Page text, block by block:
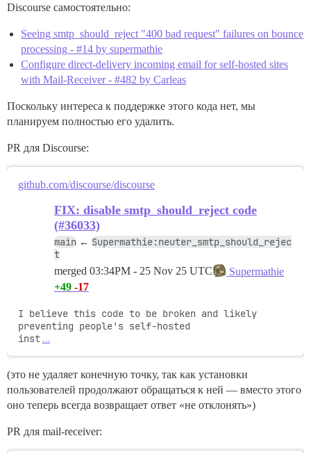
Discourse самостоятельно:
Seeing smtp_should_reject "400 bad request" failures on bounce
processing - #14 by supermathie
Configure direct-delivery incoming email for self-hosted sites
with Mail-Receiver - #482 by Carleas
Поскольку интереса к поддержке этого кода нет, мы
планируем полностью его удалить.
PR для Discourse:
github.com/discourse/discourse
FIX: disable smtp_should_reject code
(#36033)
main ← Supermathie:neuter_smtp_should_rejec
t
merged 03:34PM - 25 Nov 25 UTC
Supermathie
+49 -17
I believe this code to be broken and likely
preventing people's self-hosted
inst …
(это не удаляет конечную точку, так как установки
пользователей продолжают обращаться к ней — вместо этого
оно теперь всегда возвращает ответ «не отклонять»)
PR для mail-receiver: